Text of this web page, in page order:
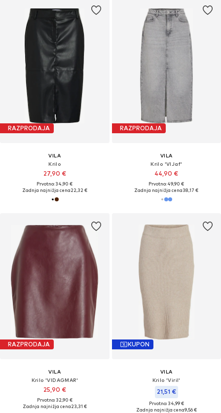
RAZPRODAJA
VILA
Krilo
27,90 €
Prvotno: 34,90 €
Zadnja najnižja cena22,32 €
RAZPRODAJA
VILA
Krilo 'VIJaf'
44,90 €
Prvotno: 49,90 €
Zadnja najnižja cena38,17 €
RAZPRODAJA
VILA
Krilo 'VIDAGMAR'
25,90 €
Prvotno: 32,90 €
Zadnja najnižja cena23,31 €
KUPON
VILA
Krilo 'Viril'
21,51 €
Prvotno: 34,99 €
Zadnja najnižja cena9,56 €